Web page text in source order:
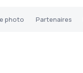
photo Partenaires